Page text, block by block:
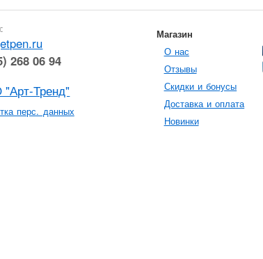
268 06 94
Тренд"
перс. данных
Магазин
О нас
Отзывы
Скидки и бонусы
Доставка и оплата
Новинки